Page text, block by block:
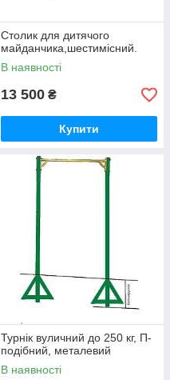
Столик для дитячого
майданчика,шестимісний.
В наявності
13 500 ₴
Купити
Турнік вуличний до 250 кг, П-
подібний, металевий
В наявності